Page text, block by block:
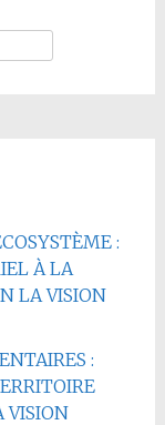
:
À LA
LA VISION
:
VISION